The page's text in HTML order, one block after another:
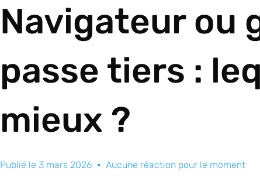
Navigateur ou
passe tiers :
mieux ?
Publié le 3 mars 2026 Aucune réaction pour le moment